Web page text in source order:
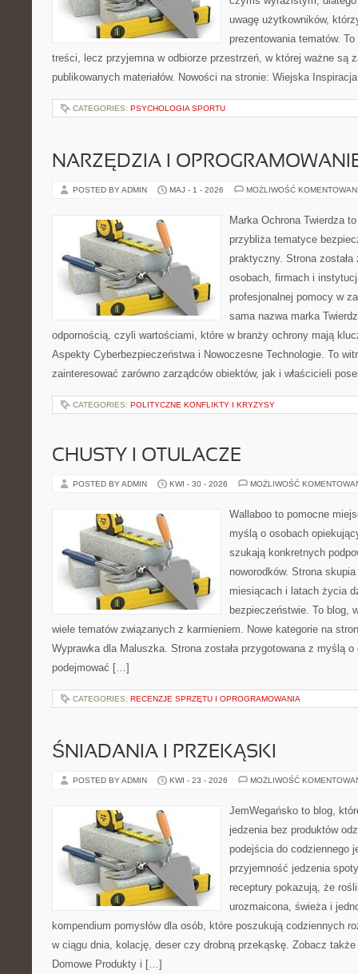
uwagę użytkowników,
prezentowania tematów.
treści, lecz przyjemna w odbiorze przestrzeń, w której ważne są
publikowanych materiałów. Nowości na stronie: Wiejska
CATEGORIES: PSYCHOLOGIA SPORTU
NARZĘDZIA I
POSTED BY ADMIN MAJ - 1 - 2026 MOŻLIWOŚĆ
Marka Ochrona Twierdza
przybliża tematyce
praktyczny. Strona
osobach, firmach i
profesjonalnej pomocy w
sama nazwa marka
odpornością, czyli wartościami, które w branży ochrony mają
Aspekty Cyberbezpieczeństwa i Nowoczesne Technologie. To
zainteresować zarówno zarządców obiektów, jak i właścicieli
CATEGORIES: POLITYCZNE KONFLIKTY I KRYZYSY
CHUSTY I OTULACZE
POSTED BY ADMIN KWI - 30 - 2026 MOŻLIWOŚĆ
Wallaboo to pomocne
myślą o osobach
szukają konkretnych
noworodków. Strona
miesiącach i latach życia
bezpieczeństwie. To blog,
wiele tematów związanych z karmieniem. Nowe kategorie na
Wyprawka dla Maluszka. Strona została przygotowana z myślą
podejmować […]
CATEGORIES: RECENZJE SPRZĘTU I OPROGRAMOWANIA
ŚNIADANIA I PRZEKĄSKI
POSTED BY ADMIN KWI - 23 - 2026 MOŻLIWOŚĆ
JemWegańsko to blog,
jedzenia bez produktów
podejścia do codziennego
przyjemność jedzenia
receptury pokazują, że
urozmaicona, świeża i
kompendium pomysłów dla osób, które poszukują codziennych
w ciągu dnia, kolację, deser czy drobną przekąskę. Zobacz
Domowe Produkty i […]